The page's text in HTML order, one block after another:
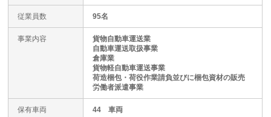
従業員数 95名
事業内容
貨物自動車運送業
自動車運送取扱事業
倉庫業
貨物軽自動車運送事業
荷造梱包・荷役作業請負並びに梱包資材の販売
労働者派遣事業
保有車両 44 車両